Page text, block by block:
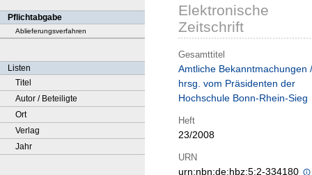
Pflichtabgabe
Ablieferungsverfahren
Listen
Titel
Autor / Beteiligte
Ort
Verlag
Jahr
Elektronische
Zeitschrift
Gesamttitel
Amtliche Bekanntmachungen /
hrsg. vom Präsidenten der
Hochschule Bonn-Rhein-Sieg
Heft
23/2008
URN
urn:nbn:de:hbz:5:2-334180